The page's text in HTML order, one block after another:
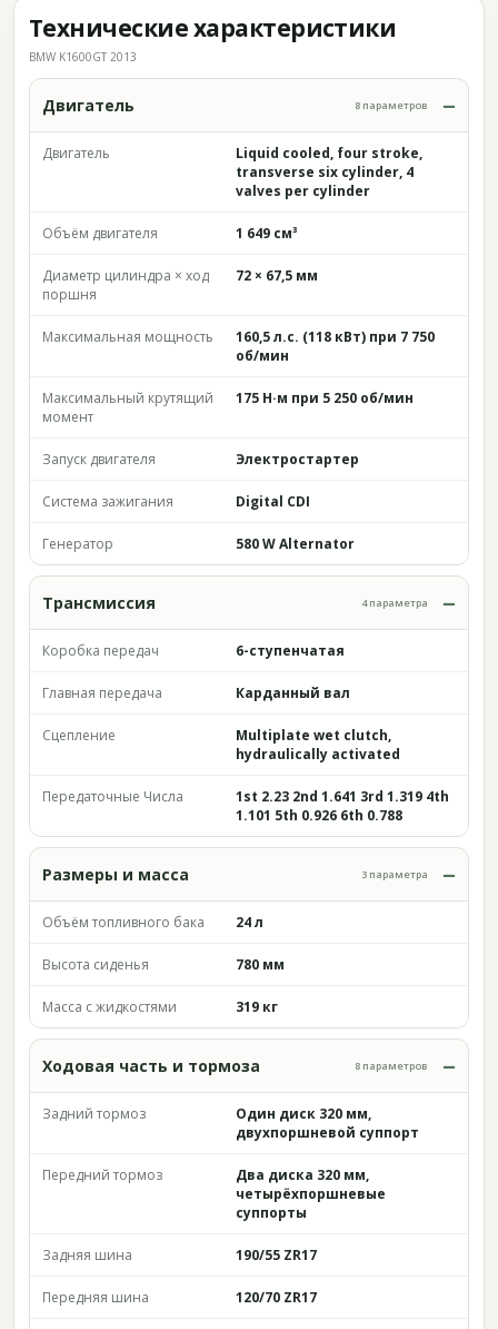
Технические характеристики
BMW K1600GT 2013
Двигатель 8 параметров
Двигатель
Liquid cooled, four stroke,
transverse six cylinder, 4
valves per cylinder
Объём двигателя 1 649 см³
Диаметр цилиндра × ход
поршня
72 × 67,5 мм
Максимальная мощность
160,5 л.с. (118 кВт) при 7 750
об/мин
Максимальный крутящий
момент
175 Н·м при 5 250 об/мин
Запуск двигателя Электростартер
Система зажигания Digital CDI
Генератор 580 W Alternator
Трансмиссия 4 параметра
Коробка передач 6-ступенчатая
Главная передача Карданный вал
Сцепление
Multiplate wet clutch,
hydraulically activated
Передаточные Числа
1st 2.23 2nd 1.641 3rd 1.319 4th
1.101 5th 0.926 6th 0.788
Размеры и масса 3 параметра
Объём топливного бака 24 л
Высота сиденья 780 мм
Масса с жидкостями 319 кг
Ходовая часть и тормоза 8 параметров
Задний тормоз
Один диск 320 мм,
двухпоршневой суппорт
Передний тормоз
Два диска 320 мм,
четырёхпоршневые
суппорты
Задняя шина 190/55 ZR17
Передняя шина 120/70 ZR17